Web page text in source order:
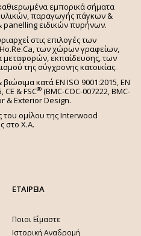
εμπορικά σήματα
παραγωγής πάγκων &
ειδικών πυρήνων.
στις επιλογές των
των χώρων γραφείων,
μεταφορών, εκπαίδευσης, των
της σύγχρονης κατοικίας.
κατά EN ISO 9001:2015, EN
CE & FSC® (BMC-COC-007222, BMC-
& Exterior Design.
του ομίλου της Interwood
στο Χ.A.
ΕΤΑΙΡΕΙΑ
Ποιοι Είμαστε
Ιστορική Αναδρομή